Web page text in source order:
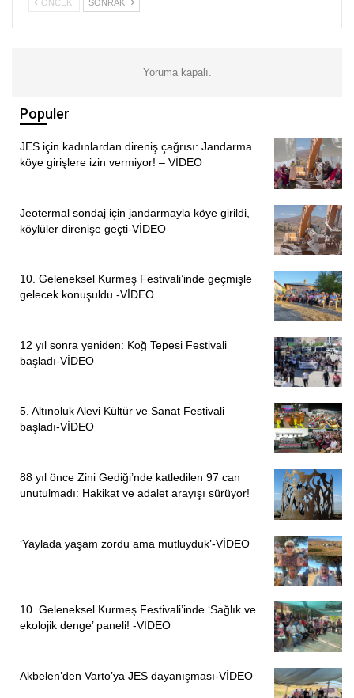
toplumsal tabanını Alevi düşmanlığı ile beslediğini belirten
örgütlemeli ya da nasıl bir eylem planı nasıl harekete
yaşanabilecek herhangi bir tehlikeye veya olabilecek
provokasyonların önüne geçmek için hazır olması bu gibi
sorunların önüne geçmesi ve örgütlü gücünü göstermesi
gerekiyor. Çünkü Alevi Bektaşilerin buna ihtiyacı var“diye
Cebrail ARSLAN/ANTALYA
ÖNCEKI SONRAKI
Yoruma kapalı.
Populer
JES için kadınlardan direniş çağrısı: Jandarma
köye girişlere izin vermiyor! – VİDEO
Jeotermal sondaj için jandarmayla köye girildi,
köylüler direnişe geçti-VİDEO
10. Geleneksel Kurmeş Festivali’inde geçmişle
gelecek konuşuldu -VİDEO
12 yıl sonra yeniden: Koğ Tepesi Festivali
başladı-VİDEO
5. Altınoluk Alevi Kültür ve Sanat Festivali
başladı-VİDEO
88 yıl önce Zini Gediği’nde katledilen 97 can
unutulmadı: Hakikat ve adalet arayışı sürüyor!
‘Yaylada yaşam zordu ama mutluyduk’-VİDEO
10. Geleneksel Kurmeş Festivali’inde ‘Sağlık ve
ekolojik denge’ paneli! -VİDEO
Akbelen’den Varto’ya JES dayanışması-VİDEO